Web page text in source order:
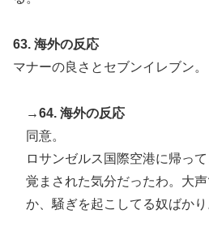
63. 海外の反応
マナーの良さとセブンイレブン。
→64. 海外の反応
同意。
ロサンゼルス国際空港に帰っ
覚まされた気分だったわ。大
か、騒ぎを起こしてる奴ばかり